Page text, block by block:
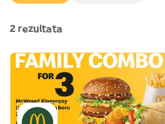
2 rezultata